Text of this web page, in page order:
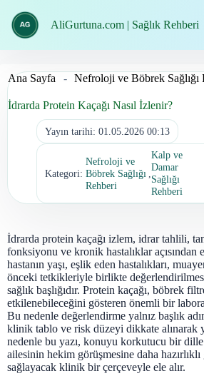
geç
AliGurtuna.com | Sağlık Rehberi
Ana Sayfa - Nefroloji ve Böbrek Sağlığı
İdrarda Protein Kaçağı Nasıl İzlenir?
Yayın tarihi: 01.05.2026 00:13
Kategori:
Nefroloji ve
Böbrek Sağlığı
Rehberi
Kalp ve
Damar
Sağlığı
Rehberi
İdrarda protein kaçağı izlem, idrar tahlili,
fonksiyonu ve kronik hastalıklar açısından
hastanın yaşı, eşlik eden hastalıkları,
önceki tetkikleriyle birlikte
sağlık başlığıdır. Protein kaçağı, böbrek
etkilenebileceğini gösteren önemli bir
Bu nedenle değerlendirme yalnız başlık
klinik tablo ve risk düzeyi dikkate alınarak
nedenle bu yazı, konuyu korkutucu bir dille
ailesinin hekim görüşmesine daha
sağlayacak klinik bir çerçeveyle ele alır.